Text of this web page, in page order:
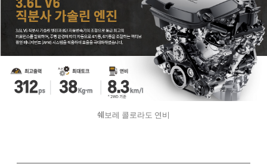
쉐보레 콜로라도 연비